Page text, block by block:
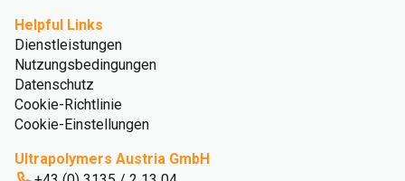
Helpful Links
Dienstleistungen
Nutzungsbedingungen
Datenschutz
Cookie-Richtlinie
Cookie-Einstellungen
Ultrapolymers Austria GmbH